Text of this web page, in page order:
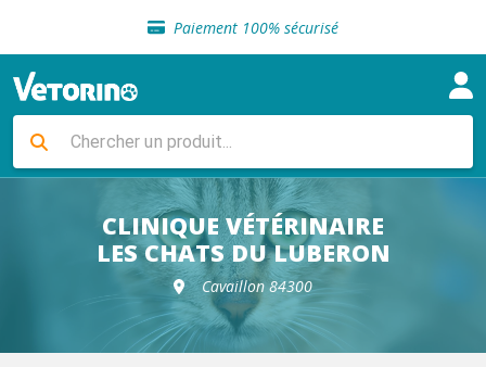
Paiement 100% sécurisé
Livraison gratuite en clinique vétérinaire
Sélection de croquettes vétérinaire
Livraison gratuite en clinique vétérinaire
Retour gratuit en clinique
Sélection de croquettes vétérinaire
CLINIQUE VÉTÉRINAIRE
LES CHATS DU LUBERON
Cavaillon 84300